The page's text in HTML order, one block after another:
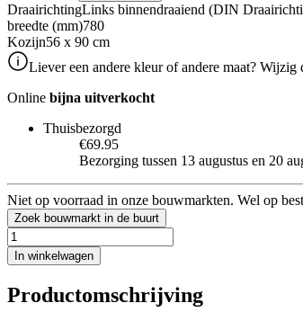
DraairichtingLinks binnendraaiend (DIN
breedte (mm)780
Kozijn56 x 90 cm
Liever een andere kleur of andere maat? Wijzig
Online bijna uitverkocht
Thuisbezorgd
€69.95
Bezorging tussen 13 augustus en 20
Niet op voorraad in onze bouwmarkten. Wel op
Zoek bouwmarkt in de buurt
In winkelwagen
Productomschrijving